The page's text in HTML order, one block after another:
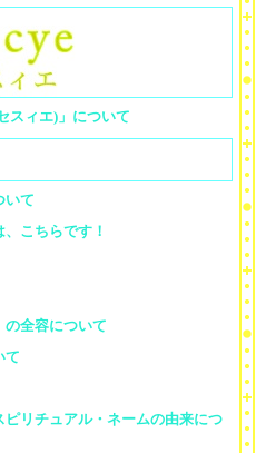
スィエ)」について
いて
こちらです！
の全容について
て
リチュアル・ネームの由来につ